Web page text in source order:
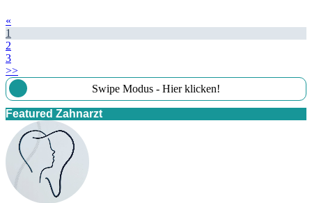
«
1
2
3
>>
Swipe Modus - Hier klicken!
Featured Zahnarzt